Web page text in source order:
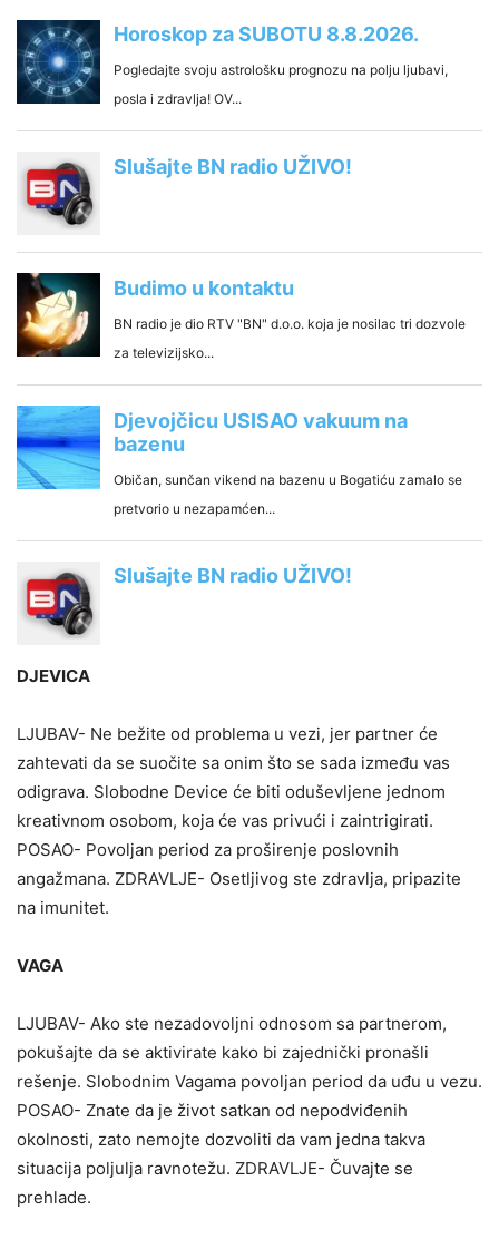
DJEVICA
LJUBAV- Ne bežite od problema u vezi, jer partner će
zahtevati da se suočite sa onim što se sada između vas
odigrava. Slobodne Device će biti oduševljene jednom
kreativnom osobom, koja će vas privući i zaintrigirati.
POSAO- Povoljan period za proširenje poslovnih
angažmana. ZDRAVLJE- Osetljivog ste zdravlja, pripazite
na imunitet.
VAGA
LJUBAV- Ako ste nezadovoljni odnosom sa partnerom,
pokušajte da se aktivirate kako bi zajednički pronašli
rešenje. Slobodnim Vagama povoljan period da uđu u vezu.
POSAO- Znate da je život satkan od nepodviđenih
okolnosti, zato nemojte dozvoliti da vam jedna takva
situacija poljulja ravnotežu. ZDRAVLJE- Čuvajte se
prehlade.